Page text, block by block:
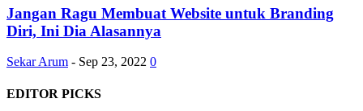
Jangan Ragu Membuat Website untuk Branding
Diri, Ini Dia Alasannya
Sekar Arum - Sep 23, 2022 0
EDITOR PICKS